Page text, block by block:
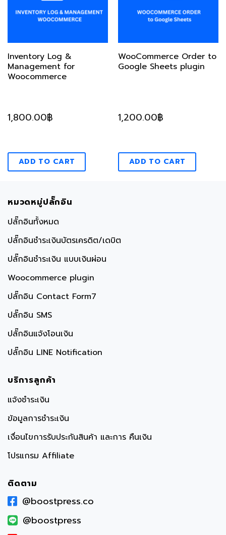
Inventory Log &
Management for
Woocommerce
1,800.00฿
ADD TO CART
WooCommerce Order to
Google Sheets plugin
1,200.00฿
ADD TO CART
หมวดหมู่ปลั๊กอิน
ปลั๊กอินทั้งหมด
ปลั๊กอินชำระเงินบัตรเครดิต/เดบิต
ปลั๊กอินชำระเงิน แบบเงินผ่อน
Woocommerce plugin
ปลั๊กอิน Contact Form7
ปลั๊กอิน SMS
ปลั๊กอินแจ้งโอนเงิน
ปลั๊กอิน LINE Notification
บริการลูกค้า
แจ้งชำระเงิน
ข้อมูลการชำระเงิน
เงื่อนไขการรับประกันสินค้า และการ คืนเงิน
โปรแกรม Affiliate
ติดตาม
@boostpress.co
@boostpress